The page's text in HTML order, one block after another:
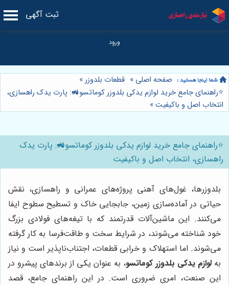
ثبت آگهی
صفحه اصلی » قطعات بلدوزر»
⭐️راهنمای جامع خرید لوازم یدکی بلدوزر کوماتسو🚜: پارت یدک راهسازی،
انتخاب اصل و باکیفیت»
⭐️راهنمای جامع خرید لوازم یدکی بلدوزر کوماتسو🚜: پارت یدک
راهسازی، انتخاب اصل و باکیفیت
بلدوزرها، غول‌های آهنی پروژه‌های عمرانی و راهسازی، نقش
حیاتی در آماده‌سازی زمین، جابجایی خاک و تسطیح سطوح ایفا
می‌کنند. این ماشین‌آلات قدرتمند که با تیغه‌های فولادی بزرگ
خود شناخته می‌شوند، در شرایط سخت و طاقت‌فرسا به کار گرفته
می‌شوند. اما استهلاک و خرابی قطعات، اجتناب‌ناپذیر است و نیاز
به لوازم یدکی بلدوزر کوماتسو، به عنوان یکی از برندهای پیشرو در
این صنعت، امری ضروری است. در این راهنمای جامع، قصد